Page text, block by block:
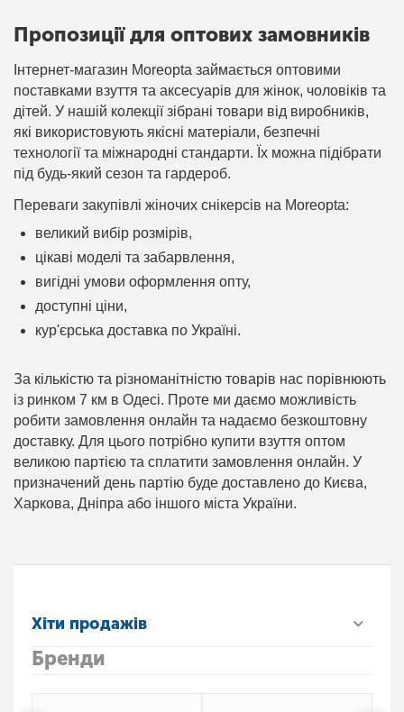
Пропозиції для оптових замовників
Інтернет-магазин Moreopta займається оптовими
поставками взуття та аксесуарів для жінок, чоловіків та
дітей. У нашій колекції зібрані товари від виробників,
які використовують якісні матеріали, безпечні
технології та міжнародні стандарти. Їх можна підібрати
під будь-який сезон та гардероб.
Переваги закупівлі жіночих снікерсів на Moreopta:
великий вибір розмірів,
цікаві моделі та забарвлення,
вигідні умови оформлення опту,
доступні ціни,
кур'єрська доставка по Україні.
За кількістю та різноманітністю товарів нас порівнюють
із ринком 7 км в Одесі. Проте ми даємо можливість
робити замовлення онлайн та надаємо безкоштовну
доставку. Для цього потрібно купити взуття оптом
великою партією та сплатити замовлення онлайн. У
призначений день партію буде доставлено до Києва,
Харкова, Дніпра або іншого міста України.
Хіти продажів
Бренди